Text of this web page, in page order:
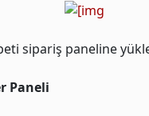
sipariş paneline
Paneli